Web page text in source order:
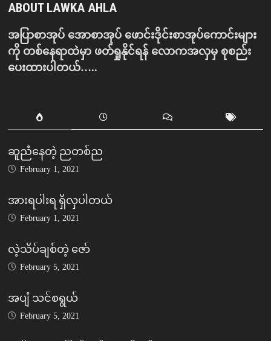
ABOUT LAWKA AHLA
အပြာစာအုပ် အောစာအုပ် ဖောင်းဒိုင်းစာအုပ်ကောင်းများ
ကို တစ်နေရာထဲမှာ ဖတ်ရှုနိုင်ရန် လောကအလှမှ စုစည်း
ပေးထားပါတယ်…..
ဆူညံနေတဲ့ ညတစ်ည
February 1, 2021
အားရပါးရ ရှိလှပါတယ်
February 1, 2021
လဲ့သိပ်ချစ်တဲ့ ဇော်
February 5, 2021
အပျံ သင်စရွယ်
February 5, 2021